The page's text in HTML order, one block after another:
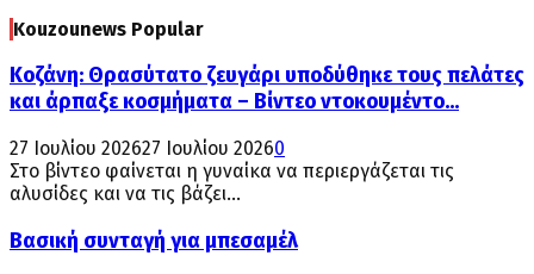
Kouzounews Popular
Κοζάνη: Θρασύτατο ζευγάρι υποδύθηκε τους πελάτες
και άρπαξε κοσμήματα – Βίντεο ντοκουμέντο...
27 Ιουλίου 202627 Ιουλίου 20260
Στο βίντεο φαίνεται η γυναίκα να περιεργάζεται τις
αλυσίδες και να τις βάζει...
Βασική συνταγή για μπεσαμέλ